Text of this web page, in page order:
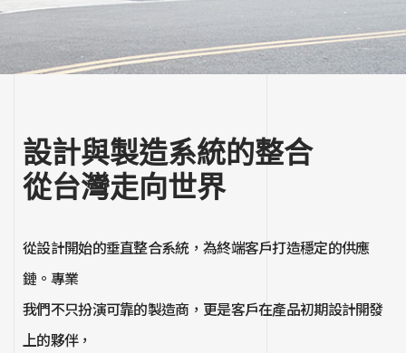
設計與製造系統的整合
從台灣走向世界
從設計開始的垂直整合系統，為終端客戶打造穩定的供應
鏈。專業
我們不只扮演可靠的製造商，更是客戶在產品初期設計開發
上的夥伴，